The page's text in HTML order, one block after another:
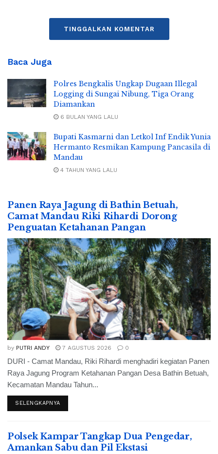
TINGGALKAN KOMENTAR
Baca Juga
Polres Bengkalis Ungkap Dugaan Illegal
Logging di Sungai Nibung, Tiga Orang
Diamankan
6 BULAN YANG LALU
Bupati Kasmarni dan Letkol Inf Endik Yunia
Hermanto Resmikan Kampung Pancasila di
Mandau
4 TAHUN YANG LALU
Panen Raya Jagung di Bathin Betuah,
Camat Mandau Riki Rihardi Dorong
Penguatan Ketahanan Pangan
by PUTRI ANDY 7 AGUSTUS 2026 0
DURI - Camat Mandau, Riki Rihardi menghadiri kegiatan Panen
Raya Jagung Program Ketahanan Pangan Desa Bathin Betuah,
Kecamatan Mandau Tahun...
SELENGKAPNYA
Polsek Kampar Tangkap Dua Pengedar,
Amankan Sabu dan Pil Ekstasi